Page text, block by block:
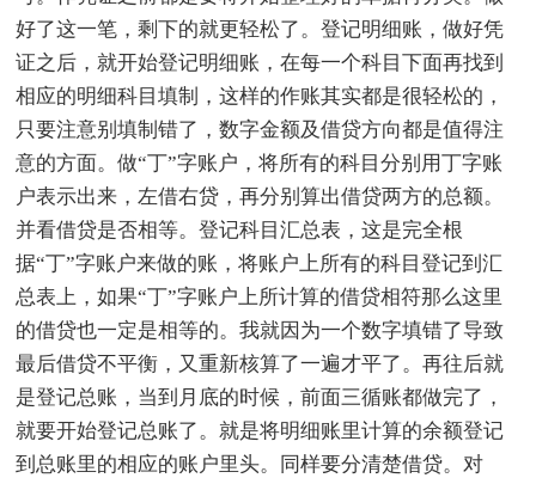
好了这一笔，剩下的就更轻松了。登记明细账，做好凭
证之后，就开始登记明细账，在每一个科目下面再找到
相应的明细科目填制，这样的作账其实都是很轻松的，
只要注意别填制错了，数字金额及借贷方向都是值得注
意的方面。做“丁”字账户，将所有的科目分别用丁字账
户表示出来，左借右贷，再分别算出借贷两方的总额。
并看借贷是否相等。登记科目汇总表，这是完全根
据“丁”字账户来做的账，将账户上所有的科目登记到汇
总表上，如果“丁”字账户上所计算的借贷相符那么这里
的借贷也一定是相等的。我就因为一个数字填错了导致
最后借贷不平衡，又重新核算了一遍才平了。再往后就
是登记总账，当到月底的时候，前面三循账都做完了，
就要开始登记总账了。就是将明细账里计算的余额登记
到总账里的相应的账户里头。同样要分清楚借贷。对